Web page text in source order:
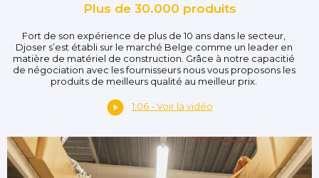
Plus de 30.000 produits
Fort de son expérience de plus de 10 ans dans le secteur,
Djoser s’est établi sur le marché Belge comme un leader en
matière de matériel de construction. Grâce à notre capacitié
de négociation avec les fournisseurs nous vous proposons les
produits de meilleurs qualité au meilleur prix.
1:06 - Voir la vidéo